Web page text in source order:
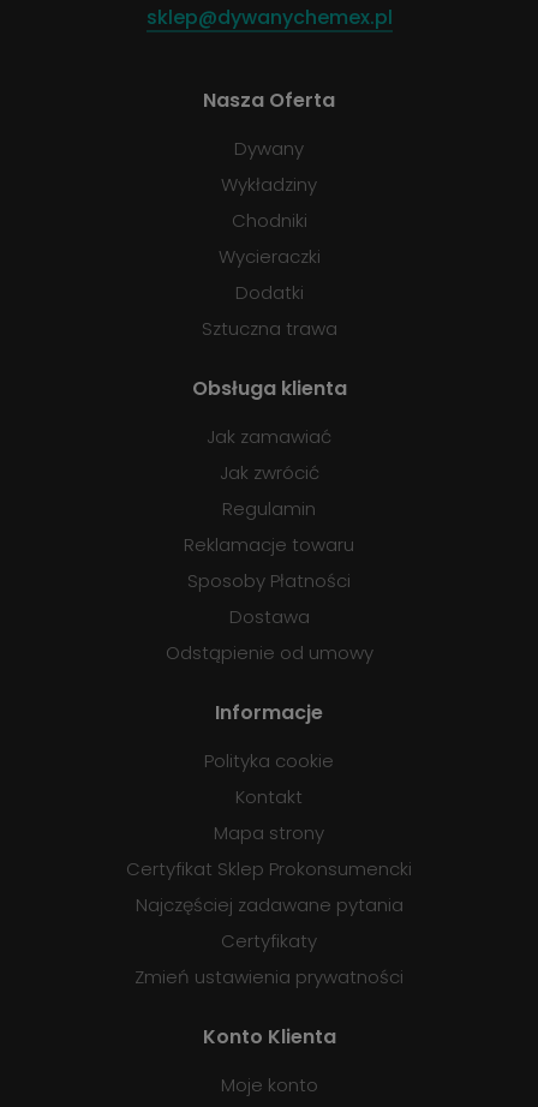
sklep@dywanychemex.pl
Nasza Oferta
Dywany
Wykładziny
Chodniki
Wycieraczki
Dodatki
Sztuczna trawa
Obsługa klienta
Jak zamawiać
Jak zwrócić
Regulamin
Reklamacje towaru
Sposoby Płatności
Dostawa
Odstąpienie od umowy
Informacje
Polityka cookie
Kontakt
Mapa strony
Certyfikat Sklep Prokonsumencki
Najczęściej zadawane pytania
Certyfikaty
Zmień ustawienia prywatności
Konto Klienta
Moje konto